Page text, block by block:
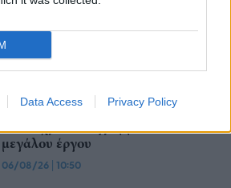
Data Access Privacy Policy
ενεργοποίησης της ρήτρας
ενεργειακής ανθεκτικότητας
06/08/26
Μητσοτάκης – Αγγελούδης: Στο
«τραπέζι» η ανάπλαση της ΔΕΘ
και το χρονοδιάγραμμα του
μεγάλου έργου
06/08/26 | 10:50